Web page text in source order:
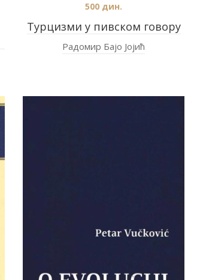
Турцизми у пивском говору
500 дин.
Радомир Бајо Јојић